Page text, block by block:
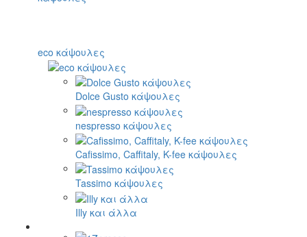
eco κάψουλες
Dolce Gusto κάψουλες
nespresso κάψουλες
Cafissimo, Caffitaly, K-fee κάψουλες
Tassimo κάψουλες
Illy και άλλα